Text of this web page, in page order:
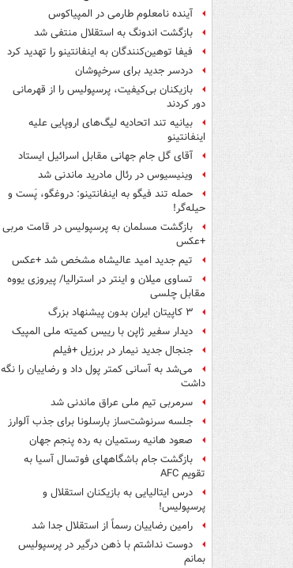
آینده نامعلوم طارمی در المپیاکوس
بازگشت اندونگ به استقلال منتفی شد
فیفا توهین‌کنندگان به اینفانتینو را تهدید کرد
دردسر جدید برای سرخپوشان
بازیکنان بی‌کیفیت، پرسپولیس را از قهرمانی
دور کردند
بیانیه تند اتحادیه لیگ‌های اروپایی علیه
اینفانتینو
آقای گل جام جهانی مقابل اسرائیل ایستاد
وینیسیوس در رئال مادرید ماندنی شد
حمله تند فیگو به اینفانتینو: دروغگو، پَست‌ و
حیله‌گر!
بازگشت مسلمان به پرسپولیس در قامت مربی
+عکس
تیم جدید امید عالیشاه مشخص شد +عکس
تساوی میلان و اینتر در استرالیا/ پیروزی یووه
مقابل چلسی
۳ کاپیتان ایران بدون پیشنهاد بزرگ
دیدار سفیر ژاپن با رییس کمیته ملی المپیک
جنجال جدید نیمار در برزیل +فیلم
می‌شد به آسانی کمتر پول داد و رضاییان را نگه
داشت
سرمربی تیم ملی عراق ماندنی شد
جلسه سرنوشت‌ساز بارسلونا برای جذب آلوارز
صعود هانیه رستمیان به رده پنجم جهان
بازگشت جام باشگاههای فوتسال آسیا به
تقویم AFC
درس ایتالیایی‌ به بازیکنان استقلال و
پرسپولیس!
رامین رضاییان رسماً از استقلال جدا شد
دوست نداشتم با ذهن درگیر در پرسپولیس
بمانم